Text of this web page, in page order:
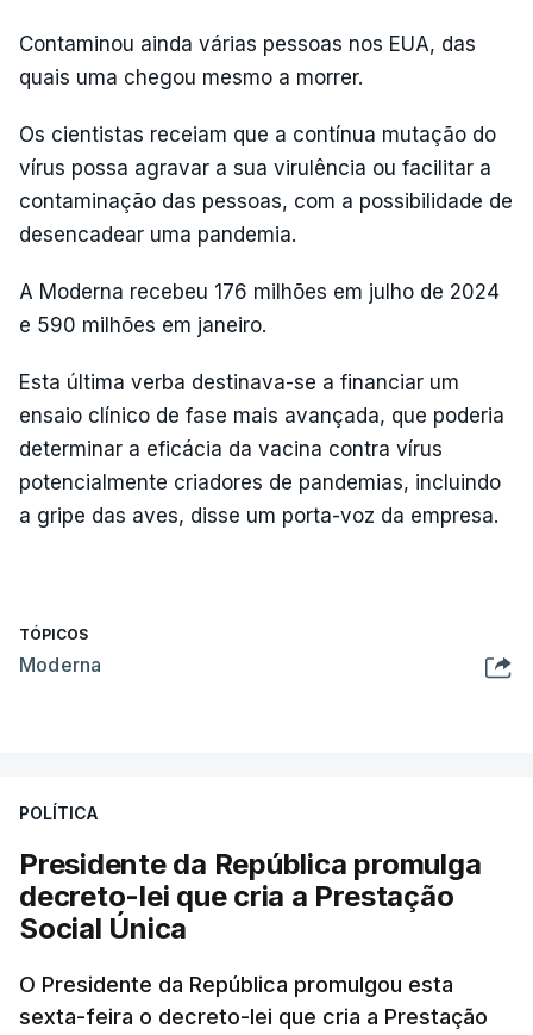
Contaminou ainda várias pessoas nos EUA, das
quais uma chegou mesmo a morrer.
Os cientistas receiam que a contínua mutação do
vírus possa agravar a sua virulência ou facilitar a
contaminação das pessoas, com a possibilidade de
desencadear uma pandemia.
A Moderna recebeu 176 milhões em julho de 2024
e 590 milhões em janeiro.
Esta última verba destinava-se a financiar um
ensaio clínico de fase mais avançada, que poderia
determinar a eficácia da vacina contra vírus
potencialmente criadores de pandemias, incluindo
a gripe das aves, disse um porta-voz da empresa.
TÓPICOS
Moderna
POLÍTICA
Presidente da República promulga
decreto-lei que cria a Prestação
Social Única
O Presidente da República promulgou esta
sexta-feira o decreto-lei que cria a Prestação